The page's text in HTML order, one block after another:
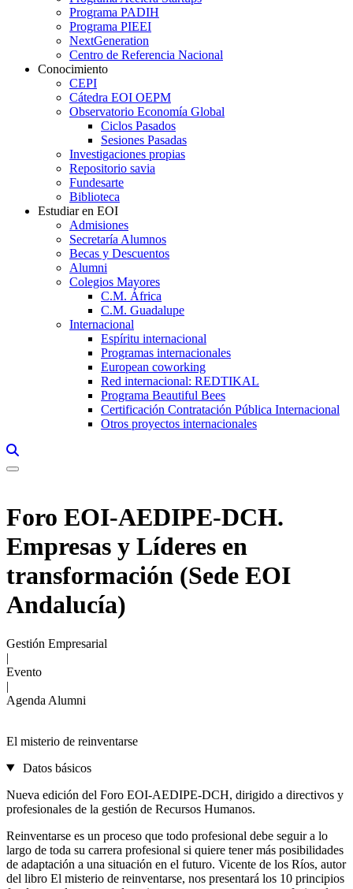
Programa PADIH
Programa PIEEI
NextGeneration
Centro de Referencia Nacional
Conocimiento
CEPI
Cátedra EOI OEPM
Observatorio Economía Global
Ciclos Pasados
Sesiones Pasadas
Investigaciones propias
Repositorio savia
Fundesarte
Biblioteca
Estudiar en EOI
Admisiones
Secretaría Alumnos
Becas y Descuentos
Alumni
Colegios Mayores
C.M. África
C.M. Guadalupe
Internacional
Espíritu internacional
Programas internacionales
European coworking
Red internacional: REDTIKAL
Programa Beautiful Bees
Certificación Contratación Pública Internacional
Otros proyectos internacionales
Foro EOI-AEDIPE-DCH.
Empresas y Líderes en
transformación (Sede EOI
Andalucía)
Gestión Empresarial
|
Evento
|
Agenda Alumni
El misterio de reinventarse
Datos básicos
Nueva edición del Foro EOI-AEDIPE-DCH, dirigido a directivos y
profesionales de la gestión de Recursos Humanos.
Reinventarse es un proceso que todo profesional debe seguir a lo
largo de toda su carrera profesional si quiere tener más posibilidades
de adaptación a una situación en el futuro. Vicente de los Ríos, autor
del libro El misterio de reinventarse, nos presentará los 10 principios